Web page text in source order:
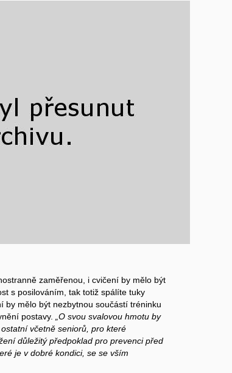
zaměřenou, i cvičení by mělo být
s posilováním, tak totiž spálíte tuky
by mělo být nezbytnou součástí tréninku
postavy.
„O svou svalovou hmotu by
včetně seniorů, pro které
důležitý předpoklad pro prevenci před
je v dobré kondici, se se vším